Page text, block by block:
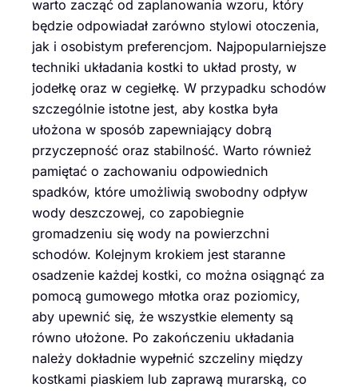
warto zacząć od zaplanowania wzoru, który
będzie odpowiadał zarówno stylowi otoczenia,
jak i osobistym preferencjom. Najpopularniejsze
techniki układania kostki to układ prosty, w
jodełkę oraz w cegiełkę. W przypadku schodów
szczególnie istotne jest, aby kostka była
ułożona w sposób zapewniający dobrą
przyczepność oraz stabilność. Warto również
pamiętać o zachowaniu odpowiednich
spadków, które umożliwią swobodny odpływ
wody deszczowej, co zapobiegnie
gromadzeniu się wody na powierzchni
schodów. Kolejnym krokiem jest staranne
osadzenie każdej kostki, co można osiągnąć za
pomocą gumowego młotka oraz poziomicy,
aby upewnić się, że wszystkie elementy są
równo ułożone. Po zakończeniu układania
należy dokładnie wypełnić szczeliny między
kostkami piaskiem lub zaprawą murarską, co